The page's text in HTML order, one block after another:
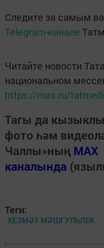
Следите за самым
Telegram-канале
Читайте новости
национальном
https://max.ru/
Тагы да
фото һәм
Чаллы»ның MAX
каналында
Теги:
ХЕЗМӘТ МӘШГУЛЬЛЕК